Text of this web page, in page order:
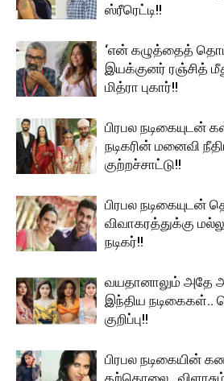
ஸ்ரீரெட்டி!!
‘என் கழுத்தைத்
இயக்குனர் ரஞ்சித்
மித்ரா புகார்!!
பிரபல நடிகையுடன்
நடிகரின் மனைவி
குற்றச்சாட்டு!!
பிரபல நடிகையுடன்
விவாகரத்துக்கு
நடிகர்!!
வயதானாலும் அதே
இந்திய நடிகைகள்..
குறிப்பு!!
பிரபல நடிகையின்
தற்கொலை..